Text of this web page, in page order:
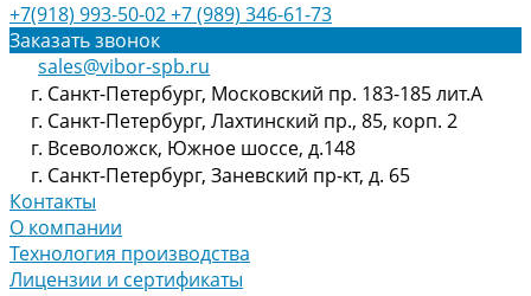
+7(918) 993-50-02+7 (989) 346-61-73
Заказать звонок
sales@vibor-spb.ru
г. Санкт-Петербург, Московский пр. 183-185 лит.А
г. Санкт-Петербург, Лахтинский пр., 85, корп. 2
г. Всеволожск, Южное шоссе, д.148
г. Санкт-Петербург, Заневский пр-кт, д. 65
Контакты
О компании
Технология производства
Лицензии и сертификаты